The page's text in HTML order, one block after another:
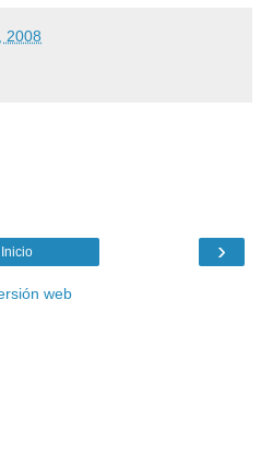
2008
›
Inicio
web